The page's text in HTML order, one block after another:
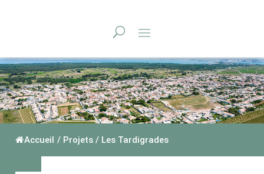
Accueil / Projets / Les Tardigrades